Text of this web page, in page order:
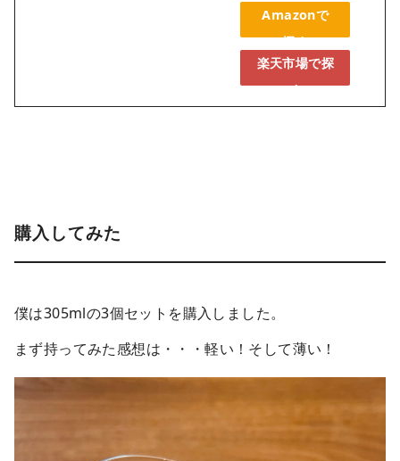
Amazonで
探す
楽天市場で探
す
購入してみた
僕は305mlの3個セットを購入しました。
まず持ってみた感想は・・・軽い！そして薄い！